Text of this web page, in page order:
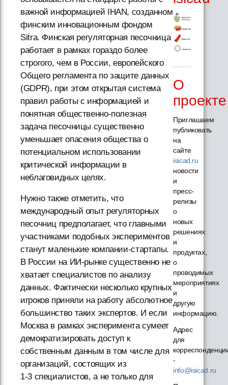
важной информацией IHAN, созданном
финским инновационным фондом
Sitra. Финская регуляторная песочница
работает в рамках гораздо более
строгого, чем в России, европейского
Общего регламента по защите данных
(GDPR), при этом открытая система
правил работы с информацией и
понятная общественно-полезная
задача песочницы существенно
уменьшает опасения общества о
потенциальном использовании
критической информации в
неблаговидных целях.
Нужно также отметить, что
международный опыт регуляторных
песочниц предполагает, что главными
участниками подобных экспериментов
станут маленькие компании-стартапы.
В России на ИИ-рынке существенно не
хватает специалистов по анализу
данных. Фактически несколько крупных
игроков приняли на работу абсолютное
большинство таких экспертов. И если
Москва в рамках эксперимента сумеет
демократизировать доступ к
собственным данным в том числе для
организаций, состоящих из
1‑3 специалистов, а не только для
О
проекте
Приглашаем
публиковать
на
сайте
isicad.ru
новости
и
пресс-
релизы
о
новых
решениях
и
продуктах,
о
проводимых
мероприятиях
и
другую
информацию.
Адрес
для
-
info@isicad.ru